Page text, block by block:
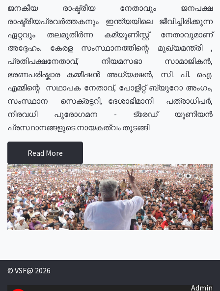
ജനകീയ രാഷ്ട്രീയ നേതാവും ജനപക്ഷ
രാഷ്ട്രീയപ്രവർത്തകനും ഇന്ത്യയിലെ ജീവിച്ചിരിക്കുന്ന
ഏറ്റവും തലമുതിർന്ന കമ്യൂണിസ്റ്റ് നേതാവുമാണ്
അദ്ദേഹം. കേരള സംസ്ഥാനത്തിന്റെ മുഖ്യമന്ത്രി ,
പ്രതിപക്ഷനേതാവ്, നിയമസഭാ സാമാജികൻ,
ഭരണപരിഷ്കാര കമ്മീഷൻ അധ്യക്ഷൻ, സി. പി. ഐ.
എമ്മിന്റെ സഥാപക നേതാവ്, പോളിറ്റ് ബ്യുറോ അംഗം,
സംസ്ഥാന സെക്രട്ടറി, ദേശാഭിമാനി പത്രാധിപർ,
നിരവധി പുരോഗമന - ട്രേഡ് യൂണിയൻ
പ്രസ്ഥാനങ്ങളുടെ നായകത്വം തുടങ്ങി
Read More
© VSF@ 2026
Admin